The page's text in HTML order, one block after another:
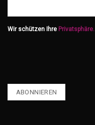
Wir schützen Ihre Privatsphäre.